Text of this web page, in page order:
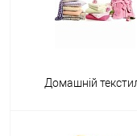
Домашній